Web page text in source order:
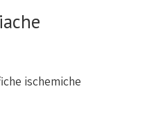
ischemiche